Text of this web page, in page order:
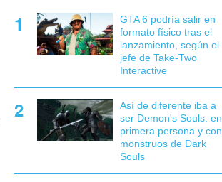
GTA 6 podría salir en
formato físico tras el
lanzamiento, según el
jefe de Take-Two
Interactive
Así de diferente iba a
ser Demon's Souls: en
primera persona y con
monstruos de Dark
Souls